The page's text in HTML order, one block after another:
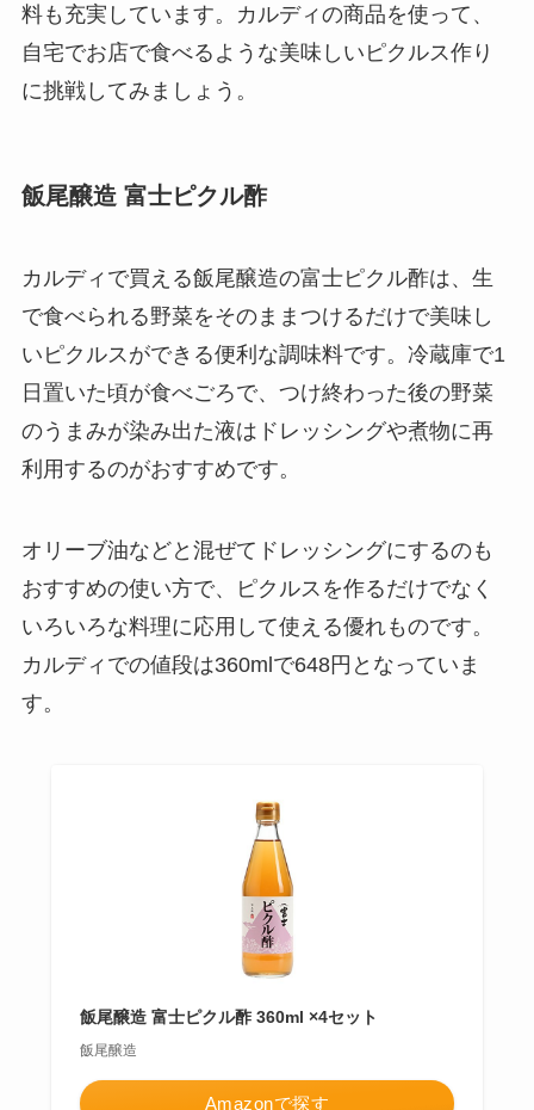
料も充実しています。カルディの商品を使って、
自宅でお店で食べるような美味しいピクルス作り
に挑戦してみましょう。
飯尾醸造 富士ピクル酢
カルディで買える飯尾醸造の富士ピクル酢は、生
で食べられる野菜をそのままつけるだけで美味し
いピクルスができる便利な調味料です。冷蔵庫で1
日置いた頃が食べごろで、つけ終わった後の野菜
のうまみが染み出た液はドレッシングや煮物に再
利用するのがおすすめです。
オリーブ油などと混ぜてドレッシングにするのも
おすすめの使い方で、ピクルスを作るだけでなく
いろいろな料理に応用して使える優れものです。
カルディでの値段は360mlで648円となっていま
す。
飯尾醸造 富士ピクル酢 360ml ×4セット
飯尾醸造
Amazonで探す